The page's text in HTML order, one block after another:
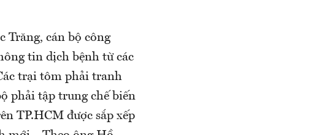
Trăng, cán bộ công
tin dịch bệnh từ các
trại tôm phải tranh
phải tập trung chế biến
TP.HCM được sắp xếp